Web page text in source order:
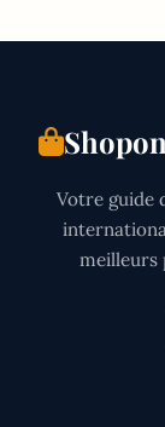
Votre guide
meilleurs